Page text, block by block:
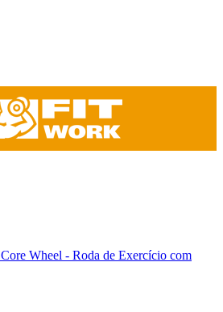
Core Wheel - Roda de Exercício com